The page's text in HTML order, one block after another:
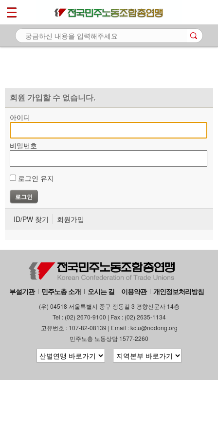
회원 가입할 수 없습니다.
아이디
비밀번호
로그인 유지
ID/PW 찾기 회원가입
부설기관 민주노총 소개 오시는 길 이용약관 개인정보처리방침
(우) 04518 서울특별시 중구 정동길 3 경향신문사 14층
Tel : (02) 2670-9100 | Fax : (02) 2635-1134
고유번호 : 107-82-08139 | Email : kctu@nodong.org
민주노총 노동상담 1577-2260
마이페이지
소개
자료
부설기관